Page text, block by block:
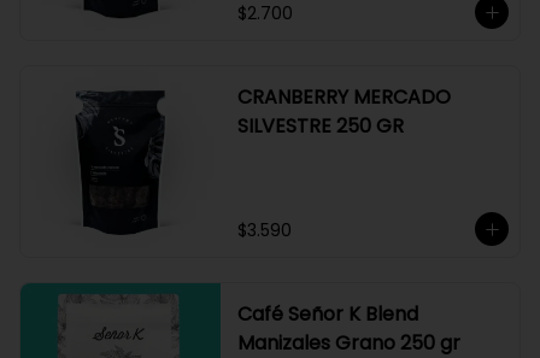
$2.700
CRANBERRY MERCADO
SILVESTRE 250 GR
$3.590
Café Señor K Blend
Manizales Grano 250 gr